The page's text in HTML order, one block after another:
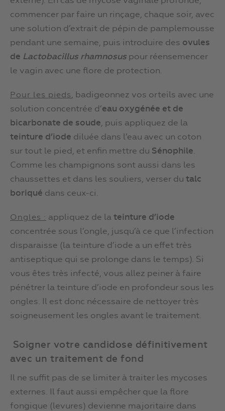
commencer par faire un rinçage, chaque soir, avec
une solution d’extrait de pépin de pamplemousse
pendant une semaine, puis introduire des ovules
de Lactobacillus rhamnosus pour réensemencer
le vagin avec une flore de protection.
Pour les pieds, badigeonnez vos orteils avec une
solution concentrée d’eau oxygénée et de
bicarbonate de soude, puis appliquez de la
teinture d’iode diluée dans l’eau avec un coton
sur tout le pied, et enfin mettre du Sénophile.
Comme les champignons sont aussi dans les
chaussettes et dans les souliers, verser du talc
boriqué dans ceux-ci.
Ongles : appliquez de la teinture d’iode
concentrée sous l’ongle, jusqu’à ce que l’infection
disparaisse (la teinture d’iode a un effet très
antiseptique qui se prolonge dans le temps). Si
vous êtes très infecté, vous allez peiner à faire
pénétrer la teinture d’iode en profondeur sous les
ongles. Il est donc nécessaire de nettoyer très
soigneusement les ongles avant le traitement.
Soigner votre candidose définitivement
avec un traitement de fond
Il ne suffit pas de se limiter à traiter les mycoses
externes. Il faut aussi empêcher que la flore
fongique (levures) devienne majoritaire dans